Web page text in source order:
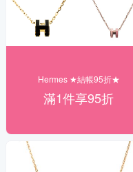
Hermes ★結帳95折★
滿1件享95折